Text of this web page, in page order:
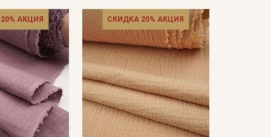
на швах при сильной нагрузке, ткань
модели свободного кроя.
температуре дальнейших стирок, не выше 40C.
допускается вертикальное
ткани в зависимости от настроек вашего
АКЦИЯ СКИДКА 20% АКЦИЯ